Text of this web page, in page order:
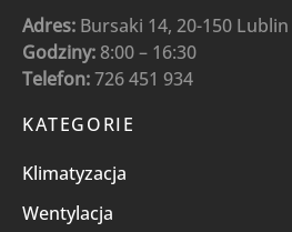
Adres: Bursaki 14, 20-150 Lublin
Godziny: 8:00 – 16:30
Telefon:726 451 934
KATEGORIE
Klimatyzacja
Wentylacja